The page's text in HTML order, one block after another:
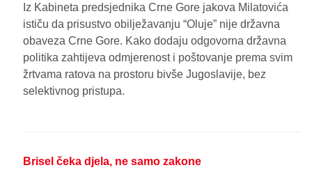
Iz Kabineta predsjednika Crne Gore jakova Milatovića
ističu da prisustvo obilježavanju “Oluje” nije državna
obaveza Crne Gore. Kako dodaju odgovorna državna
politika zahtijeva odmjerenost i poštovanje prema svim
žrtvama ratova na prostoru bivše Jugoslavije, bez
selektivnog pristupa.
Brisel čeka djela, ne samo zakone